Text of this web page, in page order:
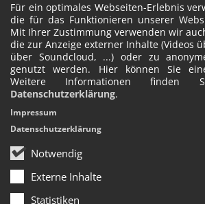
Für ein optimales Webseiten-Erlebnis
die für das Funktionieren unserer
Mit Ihrer Zustimmung verwenden wir
die zur Anzeige externer Inhalte (Videos
über Soundcloud, ...) oder zu
genutzt werden. Hier können Sie
Weitere Informationen
Datenschutzerklärung.
Notwendig
Externe Inhalte
Statistiken
Impressum
Datenschutzerklärung